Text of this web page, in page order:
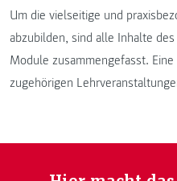
Um die vielseitige und
abzubilden, sind alle Inhalte
Module zusammengefasst.
zugehörigen